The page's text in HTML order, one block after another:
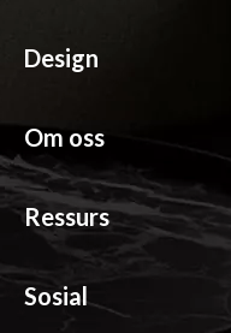
Design
Om oss
Ressurs
Sosial